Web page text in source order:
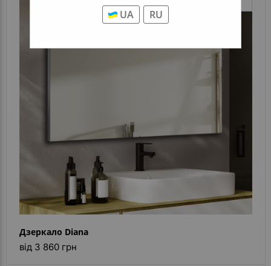
UA RU
Дзеркало Diana
від 3 860 грн